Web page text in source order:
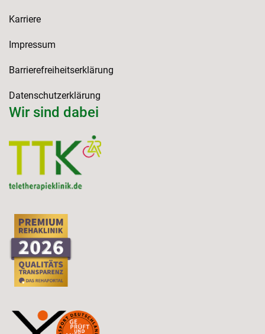
Karriere
Impressum
Barrierefreiheitserklärung
Datenschutzerklärung
Wir sind dabei